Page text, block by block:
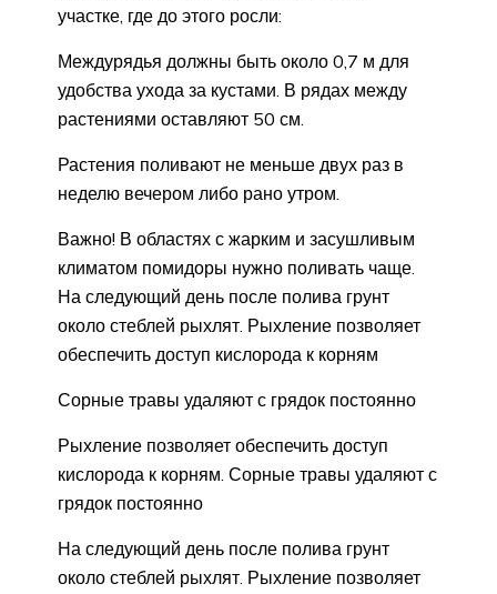
участке, где до этого росли:
Междурядья должны быть около 0,7 м для
удобства ухода за кустами. В рядах между
растениями оставляют 50 см.
Растения поливают не меньше двух раз в
неделю вечером либо рано утром.
Важно! В областях с жарким и засушливым
климатом помидоры нужно поливать чаще.
На следующий день после полива грунт
около стеблей рыхлят. Рыхление позволяет
обеспечить доступ кислорода к корням
Сорные травы удаляют с грядок постоянно
Рыхление позволяет обеспечить доступ
кислорода к корням. Сорные травы удаляют с
грядок постоянно
На следующий день после полива грунт
около стеблей рыхлят. Рыхление позволяет